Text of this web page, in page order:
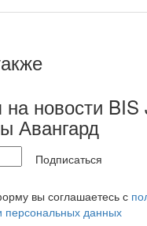
на новости
Авангард
Подписаться
вы соглашаетесь с
персональных данных